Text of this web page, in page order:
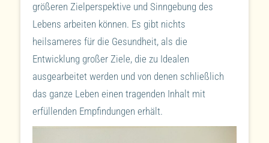
größeren Zielperspektive und Sinngebung des
Lebens arbeiten können. Es gibt nichts
heilsameres für die Gesundheit, als die
Entwicklung großer Ziele, die zu Idealen
ausgearbeitet werden und von denen schließlich
das ganze Leben einen tragenden Inhalt mit
erfüllenden Empfindungen erhält.